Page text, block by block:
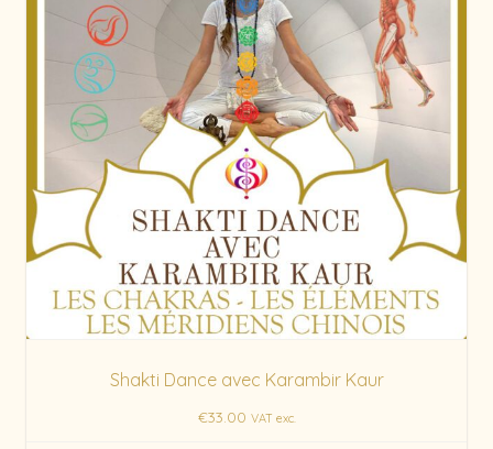
Shakti Dance avec Karambir Kaur
€33.00 VAT exc.